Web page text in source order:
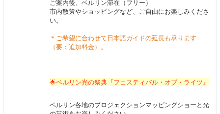
ご案内後、ベルリン滞在（フリー）
市内散策やショッピングなど、ご自由にお楽しみくださ
い。
＊ご希望に合わせて日本語ガイドの延長も承ります
（要：追加料金）。
🌟ベルリン光の祭典『フェスティバル・オブ・ライツ』
ベルリン各地のプロジェクションマッピングショーと光